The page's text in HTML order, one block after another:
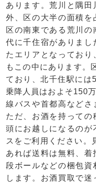
あります。荒川と隅田
外、区の大半の面積を
区の南東である荒川
代に千住宿がありまし
たエリアとなっており
もこの中にあります。
ており、北千住駅には
乗降人員はおよそ150
線バスや首都高などさ
ただ、お酒を持って
頭にお越しになるのが
スをご利用ください。
あれば送料は無料、着
段ボールなどの梱包資
します。お酒買取で